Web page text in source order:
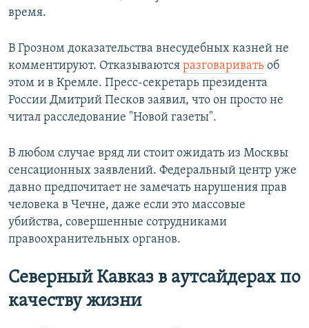
время.
В Грозном доказательства внесудебных казней не
комментируют. Отказываются разговаривать об
этом и в Кремле. Пресс-секретарь президента
России Дмитрий Песков заявил, что он просто не
читал расследование "Новой газеты".
В любом случае вряд ли стоит ожидать из Москвы
сенсационных заявлений. Федеральный центр уже
давно предпочитает не замечать нарушения прав
человека в Чечне, даже если это массовые
убийства, совершенные сотрудниками
правоохранительных органов.
Северный Кавказ в аутсайдерах по
качеству жизни